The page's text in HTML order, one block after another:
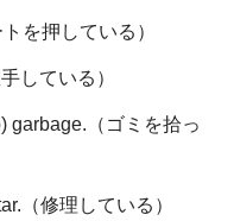
を押している）
している）
garbage.（ゴミを拾っ
（修理している）